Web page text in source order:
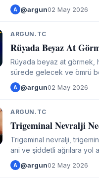
Yaşar Üniversitesi İngilizce
A @argun02 May 2026
ARGUN.TC
Rüyada Beyaz At
Rüyada beyaz at görmek,
sürede gelecek ve ömrü
boşa çıkarmayacak
A @argun02 May 2026
ARGUN.TC
Trigeminal Nevralji
Trigeminal nevralji,
ani ve şiddetli ağrılara yol
ve elektrik çarpmasına
A @argun02 May 2026